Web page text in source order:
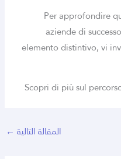
Per approfondire
aziende di
elemento distintivo, vi
Scopri di più sul
المقالة التالية ←